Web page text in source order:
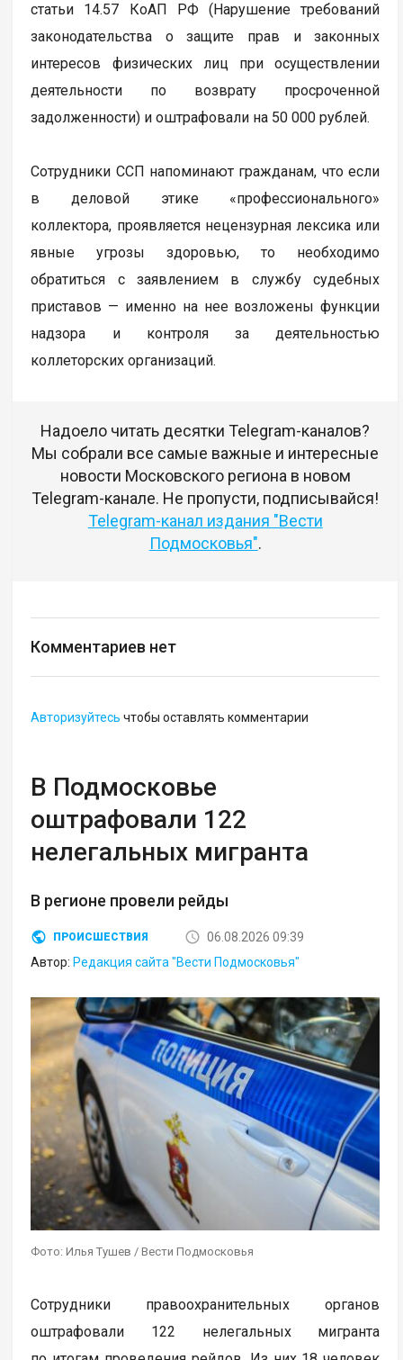
статьи 14.57 КоАП РФ (Нарушение требований
законодательства о защите прав и законных
интересов физических лиц при осуществлении
деятельности по возврату просроченной
задолженности) и оштрафовали на 50 000 рублей.
Сотрудники ССП напоминают гражданам, что если
в деловой этике «профессионального»
коллектора, проявляется нецензурная лексика или
явные угрозы здоровью, то необходимо
обратиться с заявлением в службу судебных
приставов — именно на нее возложены функции
надзора и контроля за деятельностью
коллеторских организаций.
Надоело читать десятки Telegram-каналов?
Мы собрали все самые важные и интересные
новости Московского региона в новом
Telegram-канале. Не пропусти, подписывайся!
Telegram-канал издания "Вести
Подмосковья".
Комментариев нет
Авторизуйтесь чтобы оставлять комментарии
В Подмосковье
оштрафовали 122
нелегальных мигранта
В регионе провели рейды
ПРОИСШЕСТВИЯ
06.08.2026 09:39
Автор: Редакция сайта "Вести Подмосковья"
Фото: Илья Тушев / Вести Подмосковья
Сотрудники правоохранительных органов
оштрафовали 122 нелегальных мигранта